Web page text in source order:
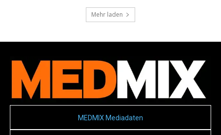
Mehr laden
MEDMIX Mediadaten